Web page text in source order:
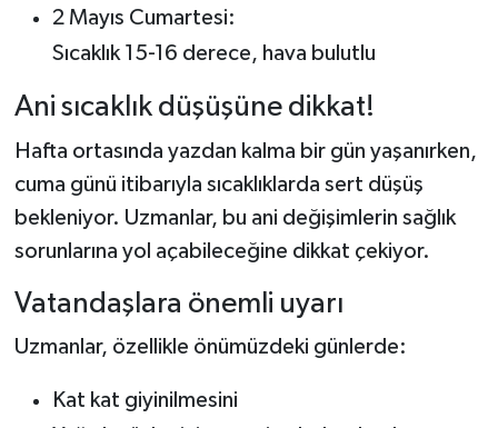
2 Mayıs Cumartesi:
Sıcaklık 15-16 derece, hava bulutlu
Ani sıcaklık düşüşüne dikkat!
Hafta ortasında yazdan kalma bir gün yaşanırken,
cuma günü itibarıyla sıcaklıklarda sert düşüş
bekleniyor. Uzmanlar, bu ani değişimlerin sağlık
sorunlarına yol açabileceğine dikkat çekiyor.
Vatandaşlara önemli uyarı
Uzmanlar, özellikle önümüzdeki günlerde:
Kat kat giyinilmesini